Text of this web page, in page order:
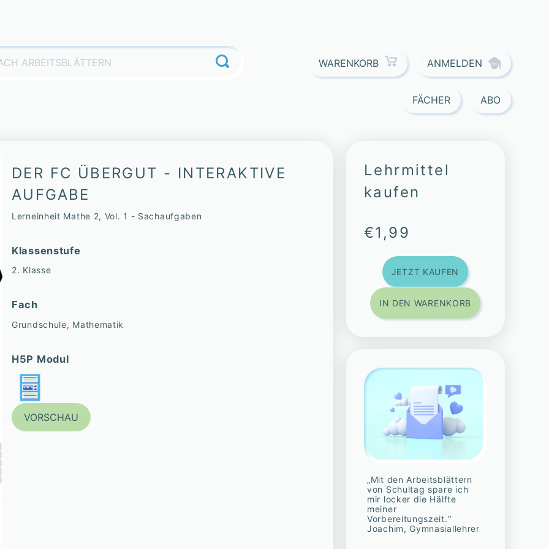
WARENKORB ANMELDEN
FÄCHER ABO
DER FC ÜBERGUT - INTERAKTIVE
AUFGABE
Lerneinheit Mathe 2, Vol. 1 - Sachaufgaben
Klassenstufe
2. Klasse
Fach
Grundschule, Mathematik
H5P Modul
VORSCHAU
Lehrmittel
kaufen
€1,99
JETZT KAUFEN
IN DEN WARENKORB
„Mit den Arbeitsblättern
von Schultag spare ich
mir locker die Hälfte
meiner
Vorbereitungszeit.“
Joachim, Gymnasiallehrer